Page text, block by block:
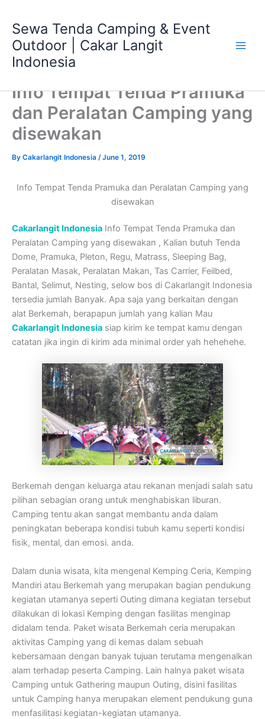
content
Sewa Tenda Camping & Event
Outdoor | Cakar Langit
Indonesia
Info Tempat Tenda Pramuka
dan Peralatan Camping yang
disewakan
By Cakarlangit Indonesia /June 1, 2019
Info Tempat Tenda Pramuka dan Peralatan Camping yang
disewakan
Cakarlangit Indonesia Info Tempat Tenda Pramuka dan
Peralatan Camping yang disewakan , Kalian butuh Tenda
Dome, Pramuka, Pleton, Regu, Matrass, Sleeping Bag,
Peralatan Masak, Peralatan Makan, Tas Carrier, Feilbed,
Bantal, Selimut, Nesting, selow bos di Cakarlangit Indonesia
tersedia jumlah Banyak. Apa saja yang berkaitan dengan
alat Berkemah, berapapun jumlah yang kalian Mau
Cakarlangit Indonesia siap kirim ke tempat kamu dengan
catatan jika ingin di kirim ada minimal order yah hehehehe.
Berkemah dengan keluarga atau rekanan menjadi salah satu
pilihan sebagian orang untuk menghabiskan liburan.
Camping tentu akan sangat membantu anda dalam
peningkatan beberapa kondisi tubuh kamu seperti kondisi
fisik, mental, dan emosi. anda.
Dalam dunia wisata, kita mengenal Kemping Ceria, Kemping
Mandiri atau Berkemah yang merupakan bagian pendukung
kegiatan utamanya seperti Outing dimana kegiatan tersebut
dilakukan di lokasi Kemping dengan fasilitas menginap
didalam tenda. Paket wisata Berkemah ceria merupakan
aktivitas Camping yang di kemas dalam sebuah
kebersamaan dengan banyak tujuan terutama mengenalkan
alam terhadap peserta Camping. Lain halnya paket wisata
Camping untuk Gathering maupun Outing, disini fasilitas
untuk Camping hanya merupakan element pendukung guna
menfasilitasi kegiatan-kegiatan utamanya.